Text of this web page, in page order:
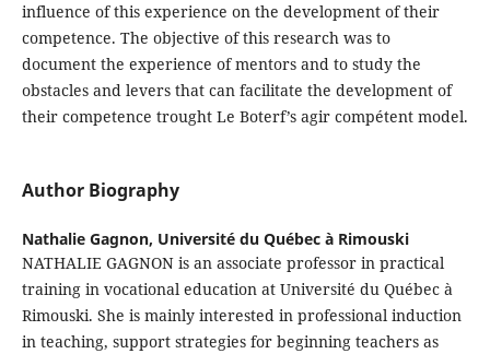
influence of this experience on the development of their
competence. The objective of this research was to
document the experience of mentors and to study the
obstacles and levers that can facilitate the development of
their competence trought Le Boterf’s agir compétent model.
Author Biography
Nathalie Gagnon, Université du Québec à Rimouski
NATHALIE GAGNON is an associate professor in practical
training in vocational education at Université du Québec à
Rimouski. She is mainly interested in professional induction
in teaching, support strategies for beginning teachers as